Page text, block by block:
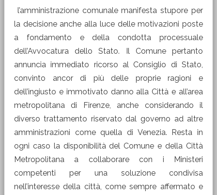
l’amministrazione comunale manifesta stupore per
la decisione anche alla luce delle motivazioni poste
a fondamento e della condotta processuale
dell’Avvocatura dello Stato. Il Comune pertanto
annuncia immediato ricorso al Consiglio di Stato,
convinto ancor di più delle proprie ragioni e
dell’ingiusto e immotivato danno alla Città e all’area
metropolitana di Firenze, anche considerando il
diverso trattamento riservato dal governo ad altre
amministrazioni come quella di Venezia. Resta in
ogni caso la disponibilità del Comune e della Città
Metropolitana a collaborare con i Ministeri
competenti per una soluzione condivisa
nell’interesse della città, come sempre affermato e